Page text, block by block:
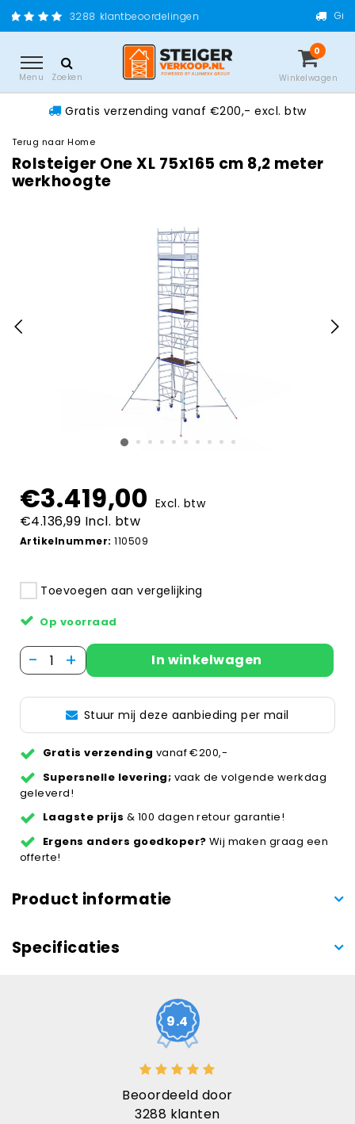
Gratis verzending
Menu Zoeken
0
Winkelwagen
Gratis verzending vanaf €200,- excl. btw
Terug naar Home
Rolsteiger One XL 75x165 cm 8,2 meter
werkhoogte
€3.419,00 Excl. btw
€4.136,99 Incl. btw
Artikelnummer: 110509
Toevoegen aan vergelijking
Op voorraad
- + In winkelwagen
Stuur mij deze aanbieding per mail
Gratis verzending vanaf €200,-
Supersnelle levering; vaak de volgende werkdag
geleverd!
Laagste prijs & 100 dagen retour garantie!
Ergens anders goedkoper? Wij maken graag een
offerte!
Product informatie
Specificaties
9.4
Beoordeeld door
3288 klanten